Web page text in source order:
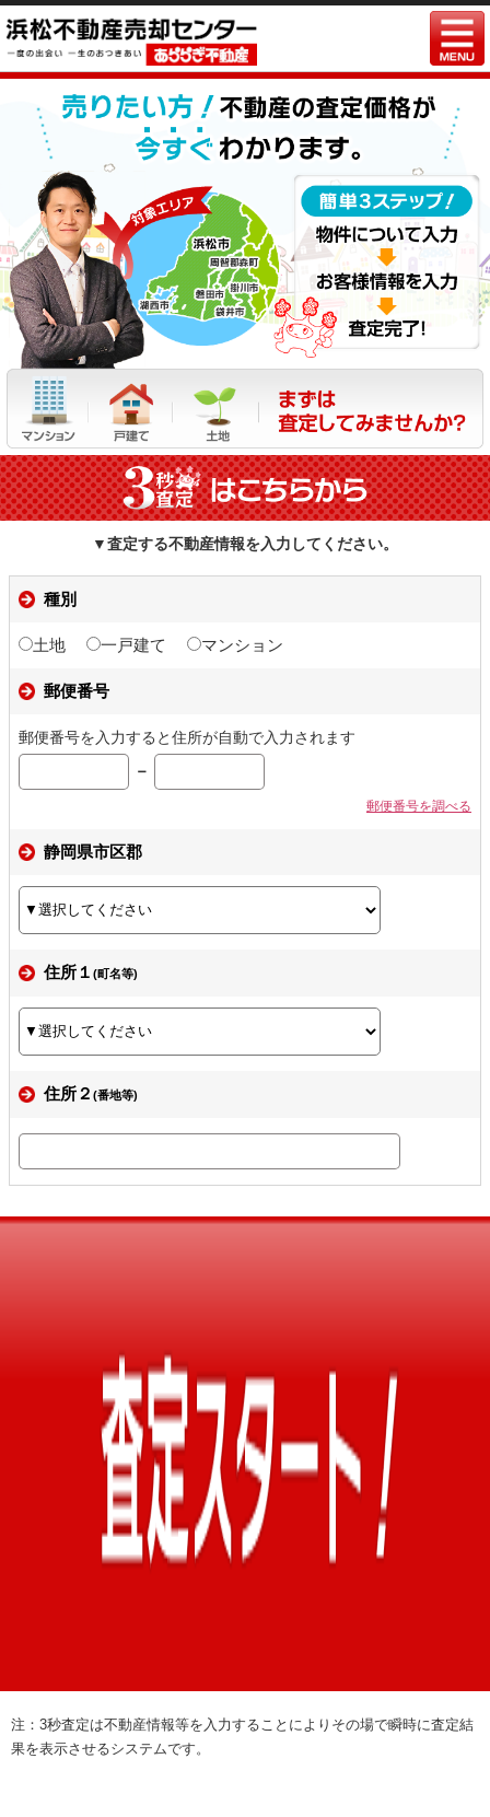
▼査定する不動産情報を入力してください。
種別
土地 一戸建て マンション
郵便番号
郵便番号を入力すると住所が自動で入力されます
－
郵便番号を調べる
静岡県市区郡
住所１ (町名等)
住所２ (番地等)
注：3秒査定は不動産情報等を入力することによりその場で瞬時に査定結
果を表示させるシステムです。